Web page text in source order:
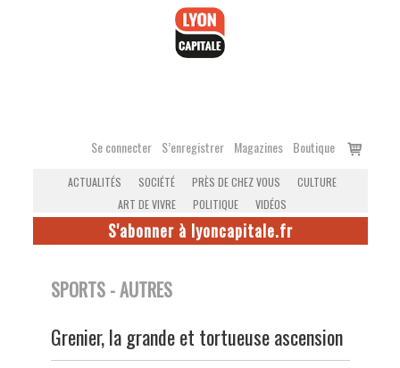
Se connecter S’enregistrer Magazines Boutique
Voir
ACTUALITÉS SOCIÉTÉ PRÈS DE CHEZ VOUS
CULTURE
ART DE VIVRE
POLITIQUE VIDÉOS
S'abonner à lyoncapitale.fr
SPORTS - AUTRES
Grenier, la grande et tortueuse ascension